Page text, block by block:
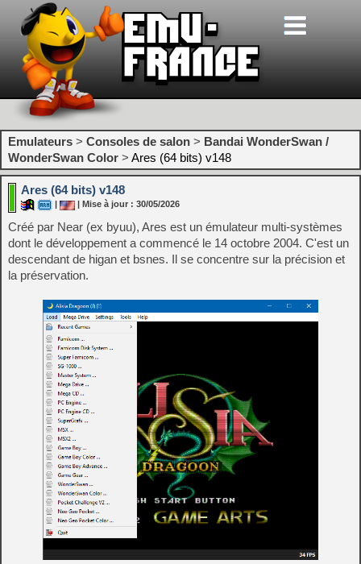
Emulateurs > Consoles de salon > Bandai WonderSwan /
WonderSwan Color > Ares (64 bits) v148
Ares (64 bits) v148
| Mise à jour : 30/05/2026
Créé par Near (ex byuu), Ares est un émulateur multi-systèmes
dont le développement a commencé le 14 octobre 2004. C'est un
descendant de higan et bsnes. Il se concentre sur la précision et
la préservation.